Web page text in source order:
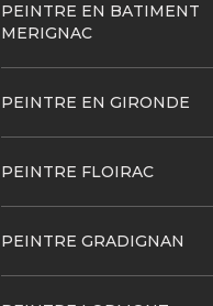
PEINTRE EN BATIMENT
MERIGNAC
PEINTRE EN GIRONDE
PEINTRE FLOIRAC
PEINTRE GRADIGNAN